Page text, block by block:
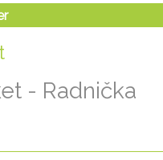
- Radnička